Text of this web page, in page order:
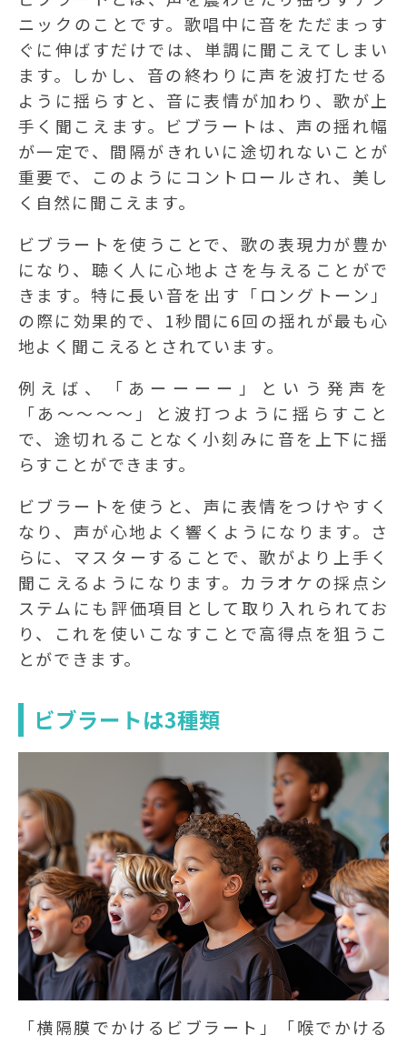
ニックのことです。歌唱中に音をただまっす
ぐに伸ばすだけでは、単調に聞こえてしまい
ます。しかし、音の終わりに声を波打たせる
ように揺らすと、音に表情が加わり、歌が上
手く聞こえます。ビブラートは、声の揺れ幅
が一定で、間隔がきれいに途切れないことが
重要で、このようにコントロールされ、美し
く自然に聞こえます。
ビブラートを使うことで、歌の表現力が豊か
になり、聴く人に心地よさを与えることがで
きます。特に長い音を出す「ロングトーン」
の際に効果的で、1秒間に6回の揺れが最も心
地よく聞こえるとされています。
例えば、「あーーーー」という発声を
「あ〜〜〜〜」と波打つように揺らすこと
で、途切れることなく小刻みに音を上下に揺
らすことができます。
ビブラートを使うと、声に表情をつけやすく
なり、声が心地よく響くようになります。さ
らに、マスターすることで、歌がより上手く
聞こえるようになります。カラオケの採点シ
ステムにも評価項目として取り入れられてお
り、これを使いこなすことで高得点を狙うこ
とができます。
ビブラートは3種類
「横隔膜でかけるビブラート」「喉でかける